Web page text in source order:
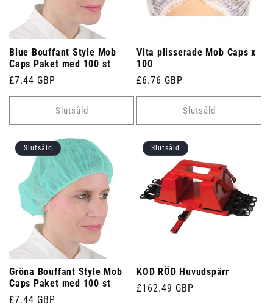
Blue Bouffant Style Mob
Caps Paket med 100 st
Ordinarie
pris
£7.44 GBP
Slutsåld
Vita plisserade Mob Caps x
100
Ordinarie
pris
£6.76 GBP
Slutsåld
Slutsåld
Gröna Bouffant Style Mob
Caps Paket med 100 st
Ordinarie
£7.44 GBP
Slutsåld
KOD RÖD Huvudspärr
Ordinarie
£162.49 GBP